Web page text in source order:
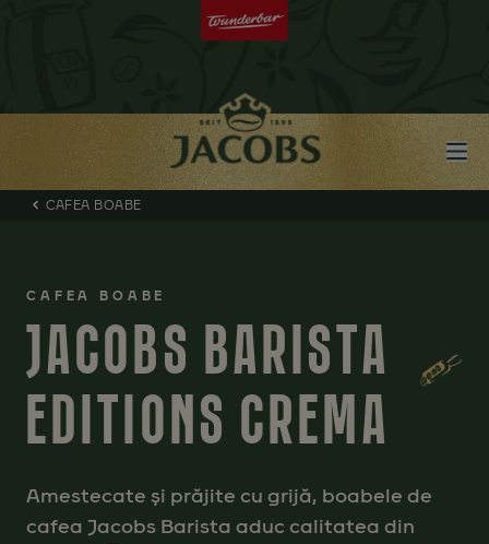
CAFEA BOABE
CAFEA BOABE
JACOBS BARISTA
EDITIONS CREMA
Amestecate și prăjite cu grijă, boabele de
cafea Jacobs Barista aduc calitatea din